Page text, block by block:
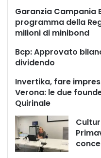
Garanzia Campania
programma della
milioni di minibond
Bcp: Approvato
dividendo
Invertika, fare
Verona: le due
Quirinale